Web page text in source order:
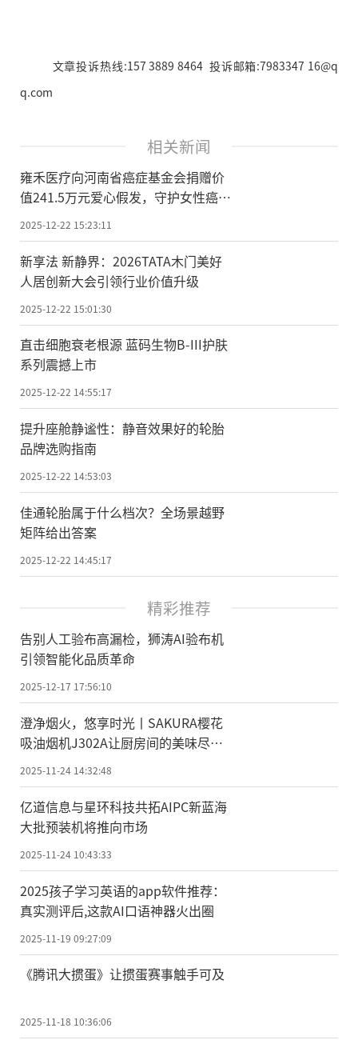
文章投诉热线:157 3889 8464 投诉邮箱:7983347 16@q
q.com
相关新闻
雍禾医疗向河南省癌症基金会捐赠价
值241.5万元爱心假发，守护女性癌症
2025-12-22 15:23:11
新享法 新静界：2026TATA木门美好
人居创新大会引领行业价值升级
2025-12-22 15:01:30
直击细胞衰老根源 蓝码生物B-III护肤
系列震撼上市
2025-12-22 14:55:17
提升座舱静谧性：静音效果好的轮胎
品牌选购指南
2025-12-22 14:53:03
佳通轮胎属于什么档次？全场景越野
矩阵给出答案
2025-12-22 14:45:17
精彩推荐
告别人工验布高漏检，狮涛AI验布机
引领智能化品质革命
2025-12-17 17:56:10
澄净烟火，悠享时光丨SAKURA樱花
吸油烟机J302A让厨房间的美味尽情
绽放
2025-11-24 14:32:48
亿道信息与星环科技共拓AIPC新蓝海
大批预装机将推向市场
2025-11-24 10:43:33
2025孩子学习英语的app软件推荐：
真实测评后,这款AI口语神器火出圈
2025-11-19 09:27:09
《腾讯大掼蛋》让掼蛋赛事触手可及
2025-11-18 10:36:06